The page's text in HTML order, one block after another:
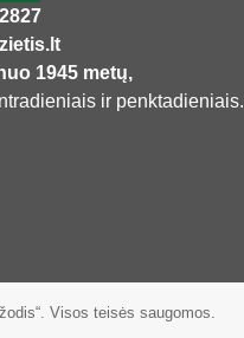
1945 metų,
ir penktadieniais.
Visos teisės saugomos.